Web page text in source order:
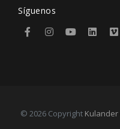
Síguenos
© 2026 Copyright Kulander